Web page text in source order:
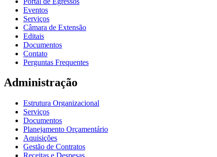
Eventos
Serviços
Câmara de Extensão
Editais
Documentos
Contato
Perguntas Frequentes
Administração
Estrutura Organizacional
Serviços
Documentos
Planejamento Orçamentário
Aquisições
Gestão de Contratos